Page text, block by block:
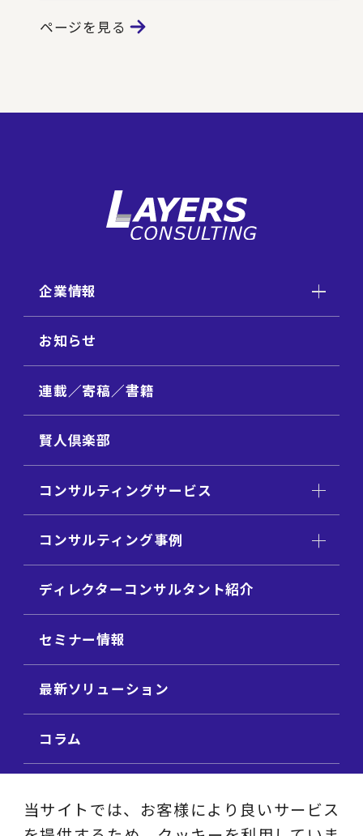
ページを見る
企業情報
お知らせ
連載／寄稿／書籍
賢人倶楽部
コンサルティングサービス
コンサルティング事例
ディレクターコンサルタント紹介
セミナー情報
最新ソリューション
コラム
当サイトでは、お客様により良いサービス